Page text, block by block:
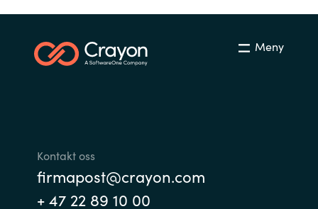
Meny
Kontakt oss
firmapost@crayon.com
+ 47 22 89 10 00